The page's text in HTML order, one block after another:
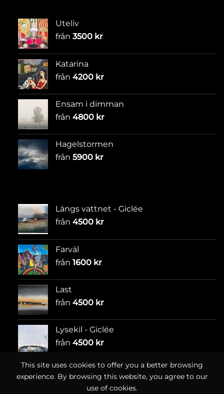
Uteliv
från 3500 kr
Katarina
från 4200 kr
Ensam i dimman
från 4800 kr
Hagelstormen
från 5900 kr
Längs vattnet - Giclée
från 4500 kr
Farväl
från 1600 kr
Last
från 4500 kr
Lysekil - Giclée
från 4500 kr
This site uses cookies to offer you a better browsing
experience. By browsing this website, you agree to our
use of cookies.